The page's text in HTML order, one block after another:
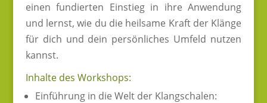
einen fundierten Einstieg in ihre Anwendung
und lernst, wie du die heilsame Kraft der Klänge
für dich und dein persönliches Umfeld nutzen
kannst.
Inhalte des Workshops:
Einführung in die Welt der Klangschalen: